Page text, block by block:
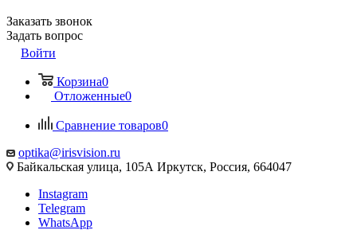
Заказать звонок
Задать вопрос
Войти
Корзина0
Отложенные0
Сравнение товаров0
optika@irisvision.ru
Байкальская улица, 105А Иркутск, Россия, 664047
Instagram
Telegram
WhatsApp